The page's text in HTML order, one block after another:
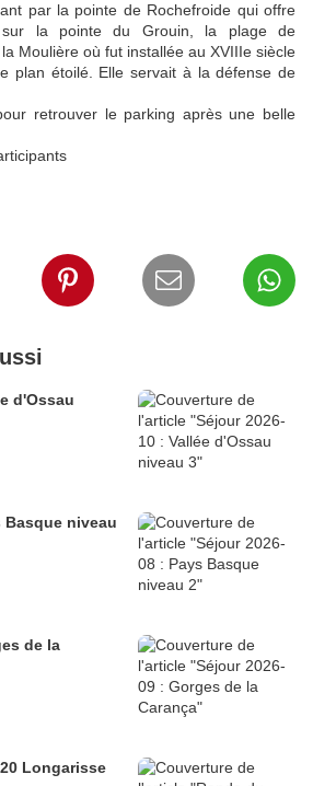
par la pointe de Rochefroide qui offre
sur la pointe du Grouin, la plage de
Moulière où fut installée au XVIIIe siècle
plan étoilé. Elle servait à la défense de
retrouver le parking après une belle
d'Ossau
Basque niveau
de la
Longarisse